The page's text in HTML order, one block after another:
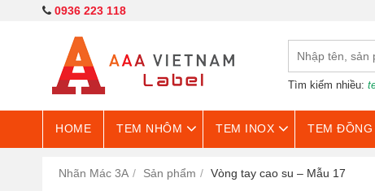
0936 223 118
Tìm kiếm nhiều:
HOME TEM NHÔM TEM INOX TEM ĐỒNG
Nhãn Mác 3A Sản phẩm Vòng tay cao su – Mẫu 17